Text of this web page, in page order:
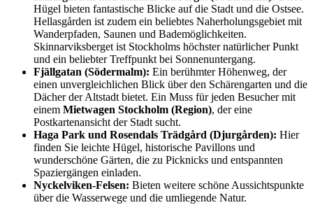
Hügel bieten fantastische Blicke auf die Stadt und die Ostsee.
Hellasgården ist zudem ein beliebtes Naherholungsgebiet mit
Wanderpfaden, Saunen und Bademöglichkeiten.
Skinnarviksberget ist Stockholms höchster natürlicher Punkt
und ein beliebter Treffpunkt bei Sonnenuntergang.
Fjällgatan (Södermalm): Ein berühmter Höhenweg, der
einen unvergleichlichen Blick über den Schärengarten und die
Dächer der Altstadt bietet. Ein Muss für jeden Besucher mit
einem Mietwagen Stockholm (Region), der eine
Postkartenansicht der Stadt sucht.
Haga Park und Rosendals Trädgård (Djurgården): Hier
finden Sie leichte Hügel, historische Pavillons und
wunderschöne Gärten, die zu Picknicks und entspannten
Spaziergängen einladen.
Nyckelviken-Felsen: Bieten weitere schöne Aussichtspunkte
über die Wasserwege und die umliegende Natur.